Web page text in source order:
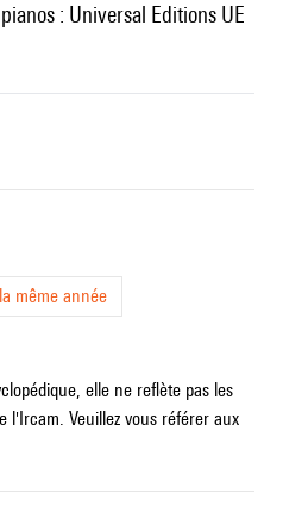
: Universal Editions UE
même année
elle ne reflète pas les
l'Ircam. Veuillez vous référer aux